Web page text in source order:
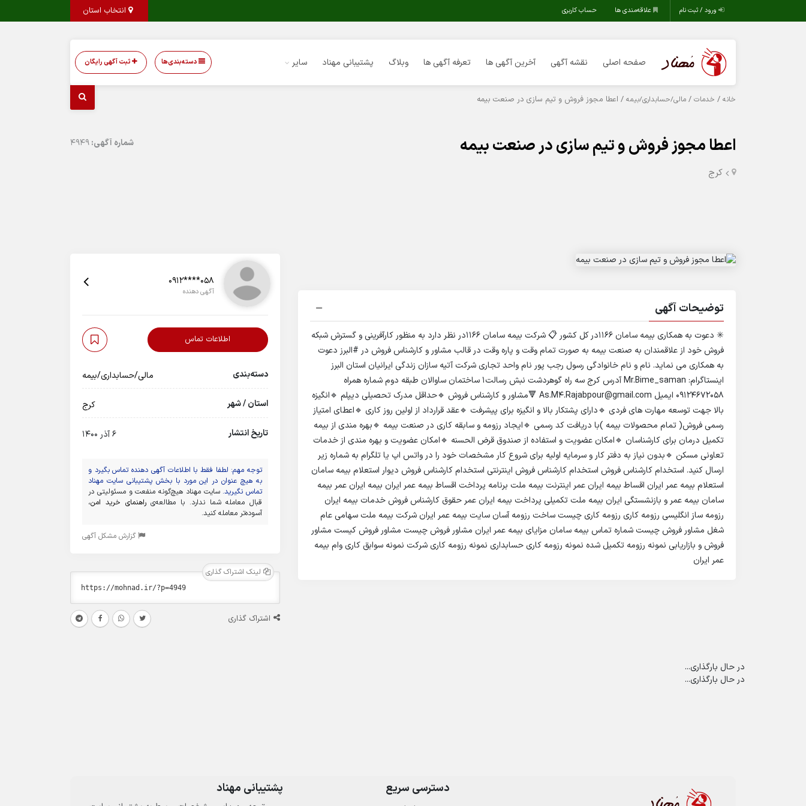
ورود / ثبت نام علاقه‌مندی ها حساب کاربری
صفحه اصلی نقشه آگهی آخرین آگهی ها تعرفه آگهی ها وبلاگ پشتیبانی مهناد سایر دسته‌بندی‌ها ثبت آگهی رایگان
خانه / خدمات / مالی/حسابداری/بیمه / اعطا مجوز فروش و تیم سازی در صنعت بیمه
اعطا مجوز فروش و تیم سازی در صنعت بیمه
کرج
شماره آگهی:4949
توضیحات آگهی
✳️ دعوت به همکاری بیمه سامان 1166در کل کشور 📋 شرکت بیمه سامان 1166در نظر دارد به منظور کارآفرینی و گسترش شبکه
فروش خود از علاقمندان به صنعت بیمه به صورت تمام وقت و پاره وقت در قالب مشاور و کارشناس فروش در #البرز دعوت
به همکاری می نماید. نام و نام خانوادگی رسول رجب پور نام واحد تجاری شرکت آتیه سازان زندگی ایرانیان استان البرز
اینستاگرام: Mr.Bime_saman آدرس کرج سه راه گوهردشت نبش رسالت1 ساختمان ساوالان طبقه دوم شماره همراه
09124672058 ایمیل As.M4.Rajabpour@gmail.com 🔻مشاور و کارشناس فروش 🔹حداقل مدرک تحصیلی دیپلم 🔹انگیزه
بالا جهت توسعه مهارت های فردی 🔹دارای پشتکار بالا و انگیزه برای پیشرفت 🔹عقد قرارداد از اولین روز کاری 🔹اعطای امتیاز
رسمی فروش( تمام محصولات بیمه )با دریافت کد رسمی 🔹ایجاد رزومه و سابقه کاری در صنعت بیمه 🔹بهره مندی از بیمه
تکمیل درمان برای کارشناسان 🔹امکان عضویت و استفاده از صندوق قرض الحسنه 🔹امکان عضویت و بهره مندی از خدمات
تعاونی مسکن 🔹بدون نیاز به دفتر کار و سرمایه اولیه برای شروع کار مشخصات خود را در واتس اپ یا تلگرام به شماره زیر
ارسال کنید. استخدام کارشناس فروش استخدام کارشناس فروش اینترنتی استخدام کارشناس فروش دیوار استعلام بیمه سامان
استعلام بیمه عمر ایران اقساط بیمه ایران عمر اینترنت بیمه ملت برنامه پرداخت اقساط بیمه عمر ایران بیمه ایران عمر بیمه
سامان بیمه عمر و بازنشستگی ایران بیمه ملت تکمیلی پرداخت بیمه ایران عمر حقوق کارشناس فروش خدمات بیمه ایران
رزومه ساز انگلیسی رزومه کاری رزومه کاری چیست ساخت رزومه آسان سایت بیمه عمر ایران شرکت بیمه ملت سهامی عام
شغل مشاور فروش چیست شماره تماس بیمه سامان مزایای بیمه عمر ایران مشاور فروش چیست مشاور فروش کیست مشاور
فروش و بازاریابی نمونه رزومه تکمیل شده نمونه رزومه کاری حسابداری نمونه رزومه کاری شرکت نمونه سوابق کاری وام بیمه
عمر ایران
0912****058
آگهی دهنده
اطلاعات تماس
دسته‌بندی مالی/حسابداری/بیمه
استان / شهر کرج
تاریخ انتشار 6 آذر 1400
توجه مهم: لطفا فقط با اطلاعات آگهی دهنده تماس بگیرد و
به هیچ عنوان در این مورد با بخش پشتیبانی سایت مهناد
تماس نگیرید. سایت مهناد هیچ‌گونه منفعت و مسئولیتی در
قبال معامله شما ندارد. با مطالعه‌یراهنمای خرید امن،
آسوده‌تر معامله کنید.
گزارش مشکل آگهی
لینک اشتراک گذاری
اشتراک گذاری
در حال بارگذاری...
در حال بارگذاری...
دسترسی سریع پشتیبانی مهناد